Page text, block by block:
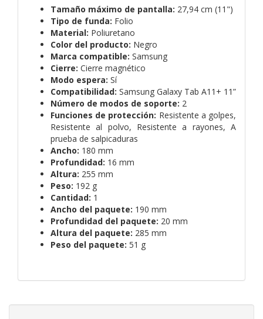
Tamaño máximo de pantalla: 27,94 cm (11")
Tipo de funda: Folio
Material: Poliuretano
Color del producto: Negro
Marca compatible: Samsung
Cierre: Cierre magnético
Modo espera: Sí
Compatibilidad: Samsung Galaxy Tab A11+ 11”
Número de modos de soporte: 2
Funciones de protección: Resistente a golpes,
Resistente al polvo, Resistente a rayones, A
prueba de salpicaduras
Ancho: 180 mm
Profundidad: 16 mm
Altura: 255 mm
Peso: 192 g
Cantidad: 1
Ancho del paquete: 190 mm
Profundidad del paquete: 20 mm
Altura del paquete: 285 mm
Peso del paquete: 51 g